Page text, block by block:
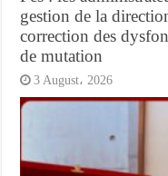
gestion de la
correction des
de mutation
3 August، 2026